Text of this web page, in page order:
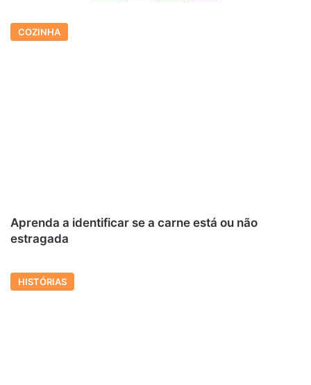
COZINHA
Aprenda a identificar se a carne está ou não
estragada
HISTÓRIAS